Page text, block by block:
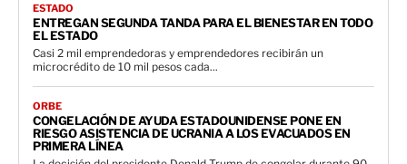
ESTADO
ENTREGAN SEGUNDA TANDA PARA EL BIENESTAR EN TODO
EL ESTADO
Casi 2 mil emprendedoras y emprendedores recibirán un
microcrédito de 10 mil pesos cada...
ORBE
CONGELACIÓN DE AYUDA ESTADOUNIDENSE PONE EN
RIESGO ASISTENCIA DE UCRANIA A LOS EVACUADOS EN
PRIMERA LÍNEA